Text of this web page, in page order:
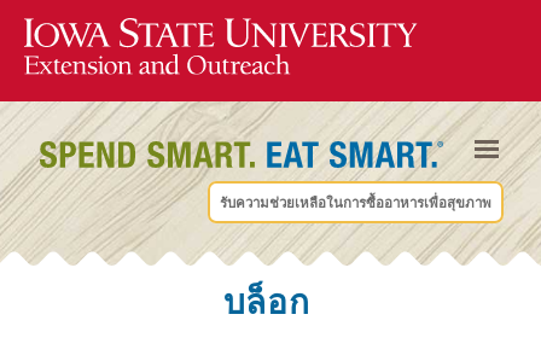
รับความช่วยเหลือในการซื้ออาหารเพื่อสุขภาพ
บล็อก